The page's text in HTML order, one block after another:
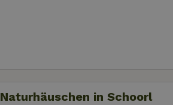
Naturhäuschen in Schoorl